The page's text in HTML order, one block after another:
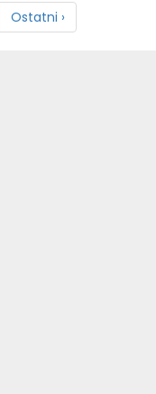
Ostatni ›